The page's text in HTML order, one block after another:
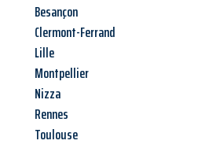
Besançon
Clermont-Ferrand
Lille
Montpellier
Nizza
Rennes
Toulouse